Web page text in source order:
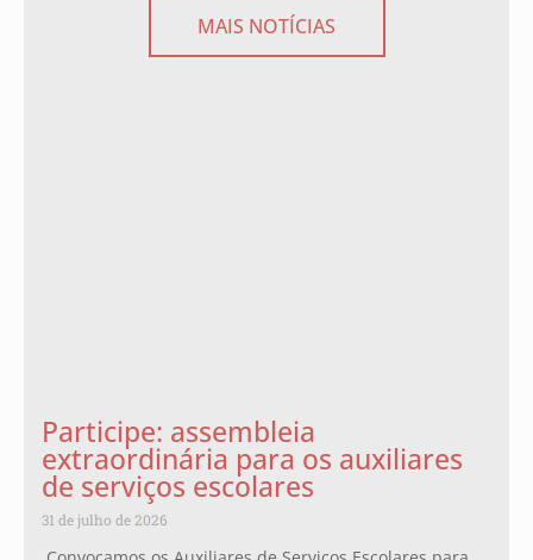
MAIS NOTÍCIAS
Participe: assembleia
extraordinária para os auxiliares
de serviços escolares
31 de julho de 2026